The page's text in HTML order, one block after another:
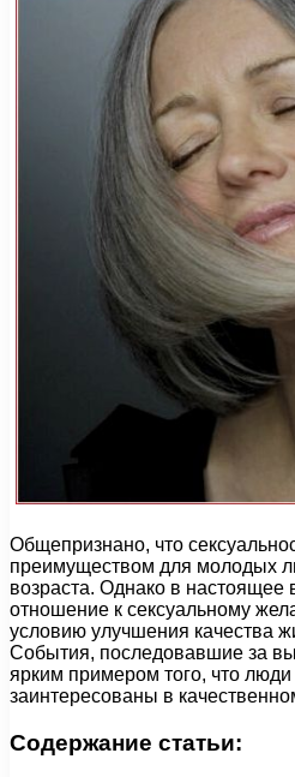
Общепризнано, что
преимуществом для молодых
возраста. Однако в настоящее
отношение к сексуальному
условию улучшения качества
События, последовавшие за
ярким примером того, что
заинтересованы в
Содержание статьи: